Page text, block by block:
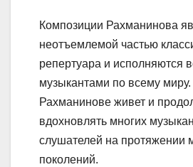
Композиции Рахманинова
неотъемлемой частью
репертуара и исполняются
музыкантами по всему
Рахманинове живет и
вдохновлять многих
слушателей на протяжении
поколений.